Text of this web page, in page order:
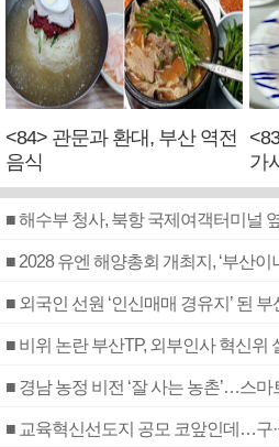
<84> 관문과 환대, 부산 역전
음식
가
■ 해수부 청사, 북항 국제여객터미널
■ 2028 유엔 해양총회 개최지, ‘부산이
■ 외국인 선원 ‘인신매매 경유지’ 된
■ 비위 논란 부산TP, 외부인사 혁신위
■ 경남 농정 비전 ‘잘 사는 농촌’…스
■ 교육혁신선도지 공모 코앞인데…구·